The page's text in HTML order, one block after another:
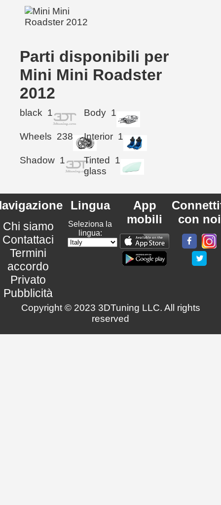
Parti disponibili per
Mini Mini Roadster
2012
black 1 Body 1
Wheels 238 Interior 1
Shadow 1
Tinted
glass
1
Chi siamo
Contattaci
Termini
accordo
Privato
Pubblicità
Lingua
Seleziona la
lingua:
App
mobili
con noi
Copyright © 2023 3DTuning LLC. All rights
reserved